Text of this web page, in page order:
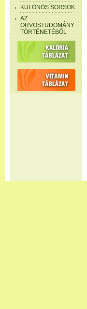
KÜLÖNÖS SORSOK
AZ
ORVOSTUDOMÁNY
TÖRTÉNETÉBŐL